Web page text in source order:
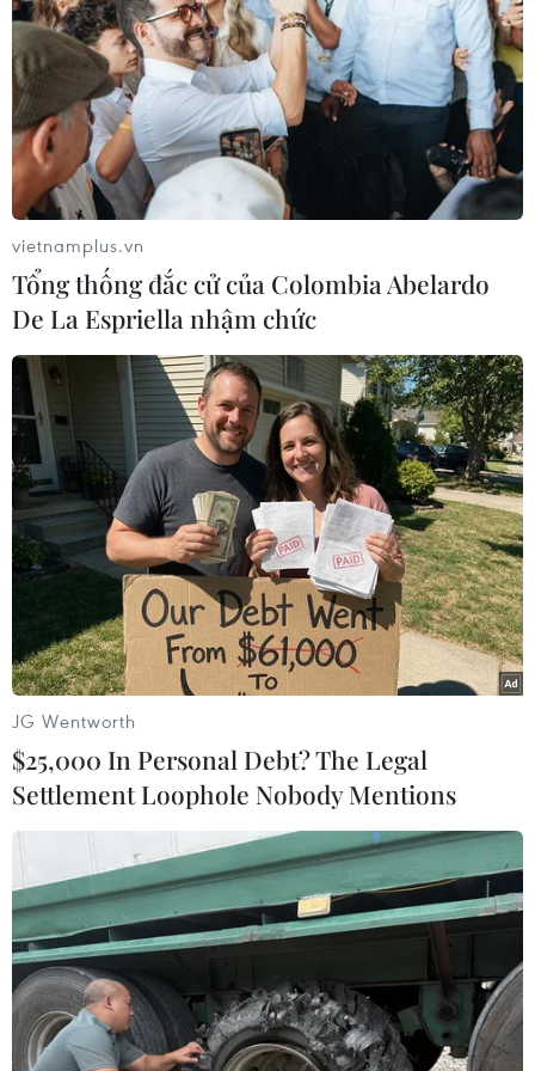
TIN LIÊN QUAN
Lần đầu tiên nữ giới chiếm 40% lãnh đạo
các công ty hàng đầu tại Anh
28/02/2023 08:01
Tỷ lệ nữ giới là lãnh đạo trong 350 doanh nghiệp lớn
nhất ở Vương quốc Anh đã tăng gần 3% trong năm
2022 và tính đến ngày 11/1/2023 đạt 40,2%.
Tạo điều kiện phát triển các doanh nghiệp
vietnamplus.vn
Tổng thống đắc cử của Colombia Abelardo
De La Espriella nhậm chức
JG Wentworth
$25,000 In Personal Debt? The Legal
Settlement Loophole Nobody Mentions